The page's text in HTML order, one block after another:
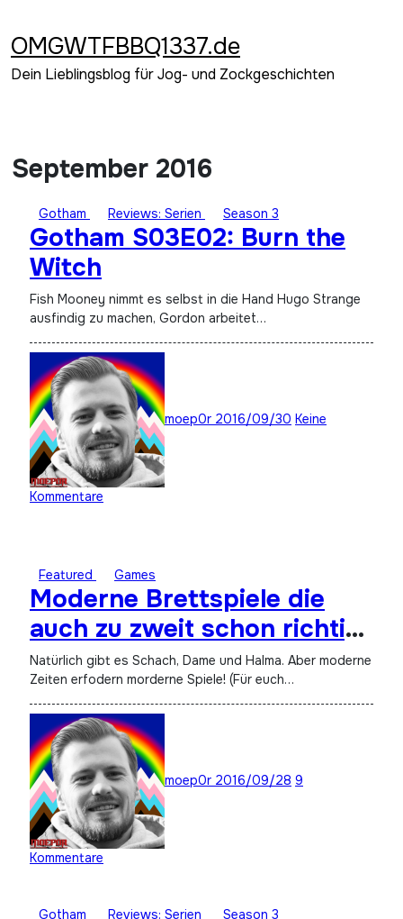
springen
OMGWTFBBQ1337.de
Dein Lieblingsblog für Jog- und Zockgeschichten
September 2016
Gotham Reviews: Serien Season 3
Gotham S03E02: Burn the
Witch
Fish Mooney nimmt es selbst in die Hand Hugo Strange
ausfindig zu machen, Gordon arbeitet…
moep0r 2016/09/30 Keine
Kommentare
Featured Games
Moderne Brettspiele die
auch zu zweit schon richtig
Bock machen
Natürlich gibt es Schach, Dame und Halma. Aber moderne
Zeiten erfodern morderne Spiele! (Für euch…
moep0r 2016/09/28 9
Kommentare
Gotham Reviews: Serien Season 3